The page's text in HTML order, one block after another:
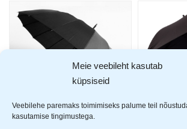
Meie veebileht kasutab
küpsiseid
Veebilehe paremaks toimimiseks palume teil
kasutamise tingimustega.